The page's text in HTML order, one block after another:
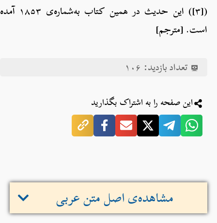
([۳]) این حدیث در همین کتاب به‌شماره‌ی ۱۸۵۳ آمده
است. [مترجم]
تعداد بازدید:۱۰۶
این صفحه را به اشتراک بگذارید
مشاهده‌ی اصل متن عربی